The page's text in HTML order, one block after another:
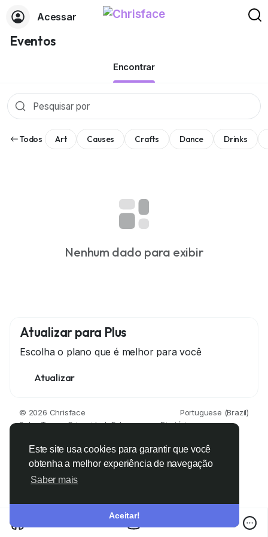
Este site usa cookies para garantir que você
obtenha a melhor experiência de navegação
Saber mais
Aceitar!
Acessar
Eventos
Encontrar
Todos Art Causes Crafts Dance Drinks
Nenhum dado para exibir
Atualizar para Plus
Escolha o plano que é melhor para você
Atualizar
© 2026 Chrisface
Portuguese (Brazil)
SobreTermosPrivacidadeFale conoscoDiretório